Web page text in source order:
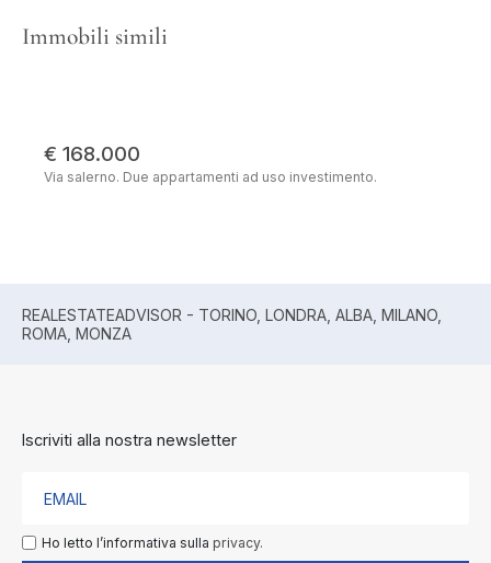
Immobili simili
€ 168.000
Via salerno. Due appartamenti ad uso investimento.
REALESTATEADVISOR - TORINO, LONDRA, ALBA, MILANO,
ROMA, MONZA
Iscriviti alla nostra newsletter
Ho letto l’informativa sulla privacy.